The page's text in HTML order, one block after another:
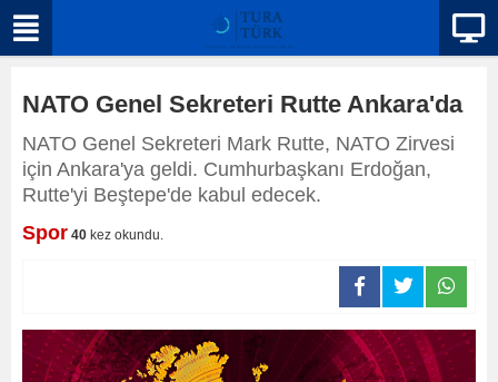
NATO Genel Sekreteri Rutte Ankara'da
NATO Genel Sekreteri Mark Rutte, NATO Zirvesi
için Ankara'ya geldi. Cumhurbaşkanı Erdoğan,
Rutte'yi Beştepe'de kabul edecek.
Spor 40 kez okundu.